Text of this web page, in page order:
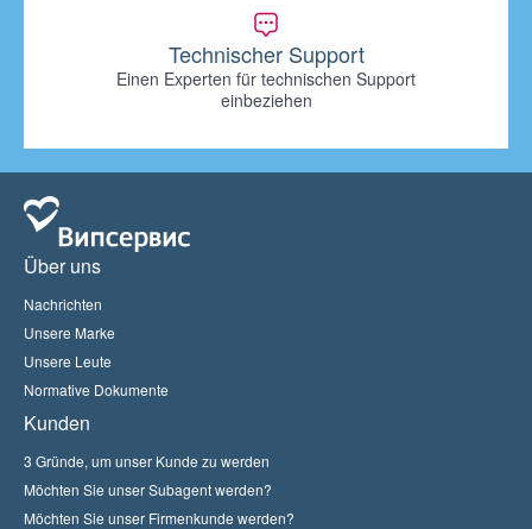
Technischer Support
Einen Experten für technischen Support
einbeziehen
Über uns
Nachrichten
Unsere Marke
Unsere Leute
Normative Dokumente
Kunden
3 Gründe, um unser Kunde zu werden
Möchten Sie unser Subagent werden?
Möchten Sie unser Firmenkunde werden?